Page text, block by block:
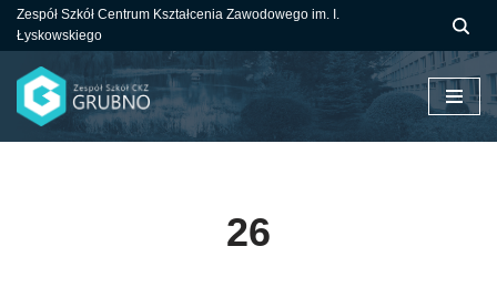
do
treści
Zespół Szkół Centrum Kształcenia Zawodowego im. I.
Łyskowskiego
26